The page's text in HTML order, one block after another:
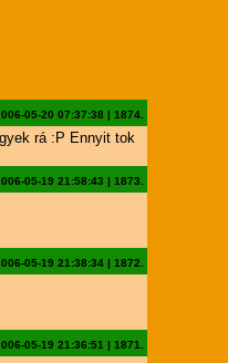
05-20 07:37:38 | 1874.
rá :P Ennyit tok
05-19 21:58:43 | 1873.
05-19 21:38:34| 1872.
05-19 21:36:51 | 1871.